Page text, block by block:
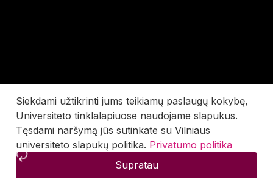
Siekdami užtikrinti jums teikiamų paslaugų kokybę,
Universiteto tinklalapiuose naudojame slapukus.
Tęsdami naršymą jūs sutinkate su Vilniaus
universiteto slapukų politika. Privatumo politika
Supratau